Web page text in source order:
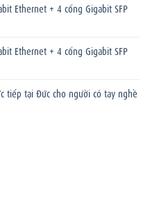
Ethernet + 4 cổng Gigabit SFP
Ethernet + 4 cổng Gigabit SFP
tiếp tại Đức cho người có tay nghề